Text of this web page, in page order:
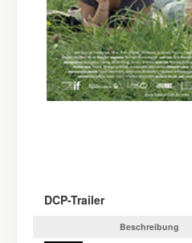
DCP-Trailer
Beschreibung